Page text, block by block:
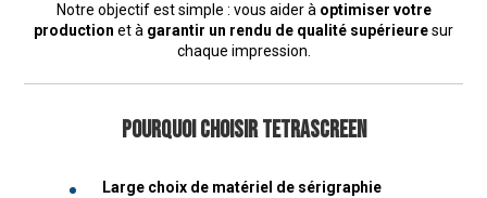
Notre objectif est simple : vous aider à optimiser votre
production et à garantir un rendu de qualité supérieuresur
chaque impression.
Pourquoi choisir TETRASCREEN
Large choix de matériel de sérigraphie